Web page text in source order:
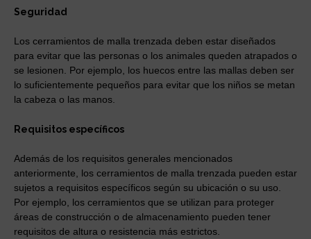
Seguridad
Los cerramientos de malla trenzada deben estar diseñados
para evitar que las personas o los animales queden atrapados o
se lesionen. Por ejemplo, los huecos entre las mallas deben ser
lo suficientemente pequeños para evitar que los niños se metan
la cabeza o las manos.
Requisitos específicos
Además de los requisitos generales mencionados
anteriormente, los cerramientos de malla trenzada pueden estar
sujetos a requisitos específicos según su ubicación o su uso.
Por ejemplo, los cerramientos que se utilizan para proteger
áreas de construcción o de almacenamiento pueden tener
requisitos de altura o resistencia más estrictos.